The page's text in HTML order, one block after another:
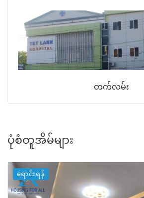
တက်လမ်း
ပုံစံတူအိမ်များ
ရောင်းရန်